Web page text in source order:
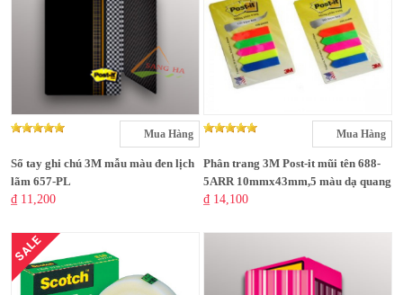
Mua Hàng
Sổ tay ghi chú 3M mẫu màu đen lịch
lãm 657-PL
₫ 11,200
Mua Hàng
Phân trang 3M Post-it mũi tên 688-
5ARR 10mmx43mm,5 màu dạ quang
₫ 14,100
SALE